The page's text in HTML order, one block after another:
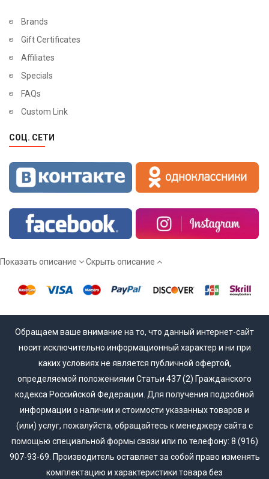
Brands
Gift Certificates
Affiliates
Specials
FAQs
Custom Link
СОЦ. СЕТИ
Показать описание Скрыть описание
Обращаем ваше внимание на то, что данный интернет-сайт
носит исключительно информационный характер и ни при
каких условиях не является публичной офертой,
определяемой положениями Статьи 437 (2) Гражданского
кодекса Российской Федерации. Для получения подробной
информации о наличии и стоимости указанных товаров и
(или) услуг, пожалуйста, обращайтесь к менеджеру сайта с
помощью специальной формы связи или по телефону: 8 (916)
907-93-69. Производитель оставляет за собой право изменять
комплектацию и характеристики товара без